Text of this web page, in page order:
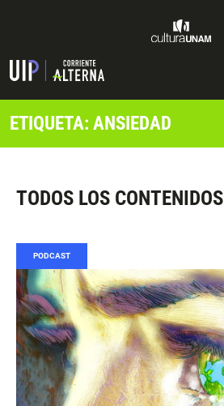
ETIQUETA: ANSIEDAD
TODOS LOS CONTENIDOS
PODCAST